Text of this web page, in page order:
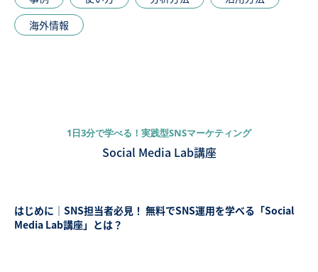
海外情報
1日3分で学べる！実践型SNSマーケティング
Social Media Lab講座
はじめに｜SNS担当者必見！ 無料でSNS運用を学べる「Social
Media Lab講座」とは？